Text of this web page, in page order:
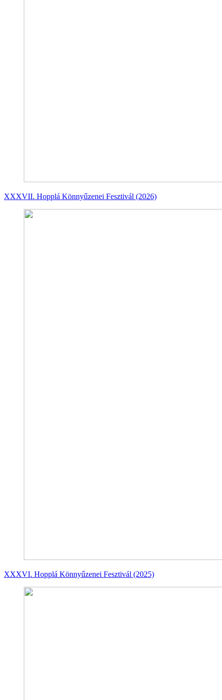
XXXVII. Hopplá Könnyűzenei Fesztivál (2026)
XXXVI. Hopplá Könnyűzenei Fesztivál (2025)